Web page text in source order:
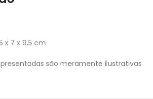
x 7 x 9,5 cm
são meramente ilustrativas